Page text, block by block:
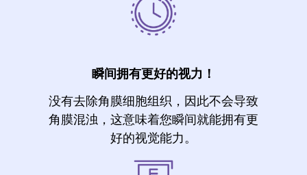
瞬间拥有更好的视力！
没有去除角膜细胞组织，因此不会导致
角膜混浊，这意味着您瞬间就能拥有更
好的视觉能力。